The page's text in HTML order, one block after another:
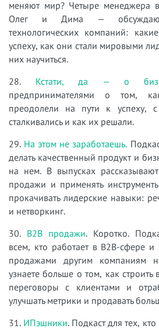
меняют мир? Четыре менеджера
Олег и Дима —
технологических компаний:
успеху, как они стали мировыми
них научиться.
28. Кстати, да — о
предпринимателями о том,
преодолели на пути к успеху,
сталкивались и как их решали.
29. На этом не заработаешь.
делать качественный продукт и
на нем. В выпусках
продажи и применять
прокачивать лидерские навыки:
и нетворкинг.
30. B2B продажи. Коротко.
всем, кто работает в B2B-сфере
продажами другим компаниям
узнаете больше о том, как строить
переговоры с клиентами и
улучшать метрики и продавать
31. ИПэшники. Подкаст для тех,